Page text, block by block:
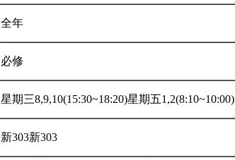
全年
必修
星期三8,9,10(15:30~18:20)星期五1,2(8:10~10:00)
新303新303